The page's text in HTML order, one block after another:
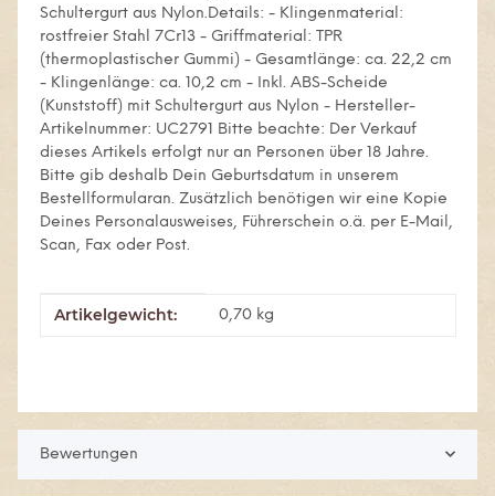
Schultergurt aus Nylon.Details: - Klingenmaterial:
rostfreier Stahl 7Cr13 - Griffmaterial: TPR
(thermoplastischer Gummi) - Gesamtlänge: ca. 22,2 cm
- Klingenlänge: ca. 10,2 cm - Inkl. ABS-Scheide
(Kunststoff) mit Schultergurt aus Nylon - Hersteller-
Artikelnummer: UC2791 Bitte beachte: Der Verkauf
dieses Artikels erfolgt nur an Personen über 18 Jahre.
Bitte gib deshalb Dein Geburtsdatum in unserem
Bestellformularan. Zusätzlich benötigen wir eine Kopie
Deines Personalausweises, Führerschein o.ä. per E-Mail,
Scan, Fax oder Post.
Produkteigenschaft
Wert
Artikelgewicht: 0,70 kg
Bewertungen